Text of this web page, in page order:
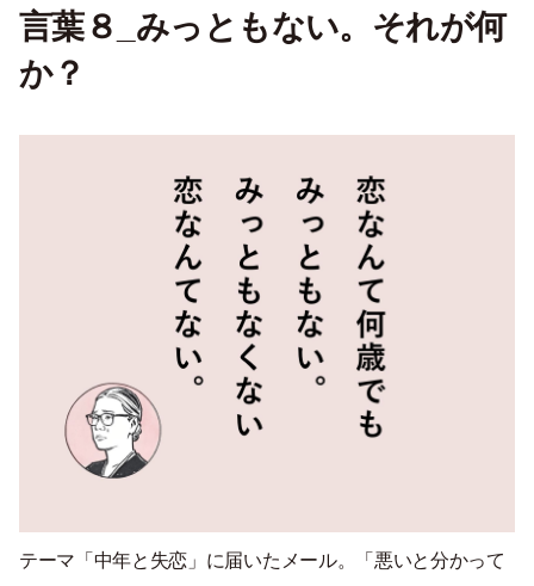
言葉８_みっともない。それが何
か？
テーマ「中年と失恋」に届いたメール。「悪いと分かって